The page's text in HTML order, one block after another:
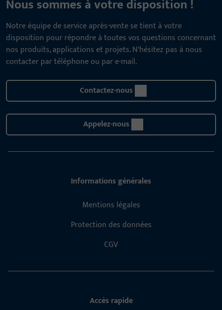
Nous sommes à votre disposition !
Notre équipe de service après-vente se tient à votre
disposition pour répondre à toutes vos questions concernant
nos produits, applications et projets. N'hésitez pas à nous
contacter par téléphone ou par e-mail.
Contactez-nous
Appelez-nous
Informations générales
Mentions légales
Protection des données
CGV
Accès rapide